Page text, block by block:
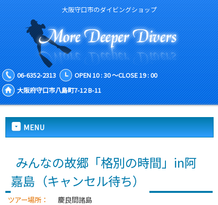
大阪守口市のダイビングショップ
06-6352-2313
OPEN 10 : 30 ～CLOSE 19 : 00
大阪府守口市八島町7-12 B-11
MENU
みんなの故郷「格別の時間」in阿
嘉島（キャンセル待ち）
ツアー場所：
慶良間諸島